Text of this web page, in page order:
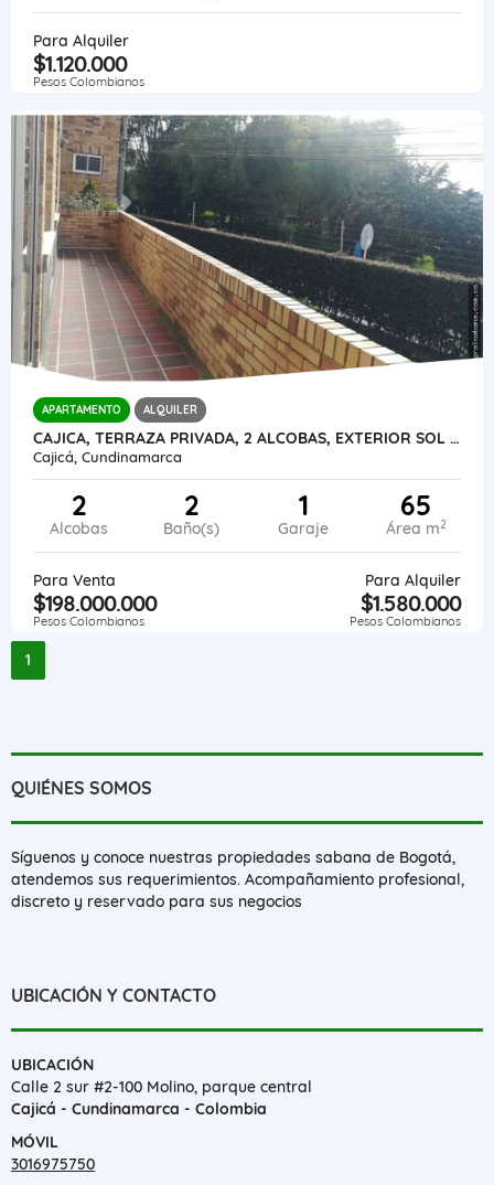
Para Alquiler
$1.120.000
Pesos Colombianos
APARTAMENTO ALQUILER
CAJICA, TERRAZA PRIVADA, 2 ALCOBAS, EXTERIOR SOL TARDE
Cajicá, Cundinamarca
2
Alcobas
2
Baño(s)
1
Garaje
65
Área m2
Para Venta
$198.000.000
Pesos Colombianos
Para Alquiler
$1.580.000
Pesos Colombianos
1
QUIÉNES SOMOS
Síguenos y conoce nuestras propiedades sabana de Bogotá,
atendemos sus requerimientos. Acompañamiento profesional,
discreto y reservado para sus negocios
UBICACIÓN Y CONTACTO
UBICACIÓN
Calle 2 sur #2-100 Molino, parque central
Cajicá - Cundinamarca - Colombia
MÓVIL
3016975750